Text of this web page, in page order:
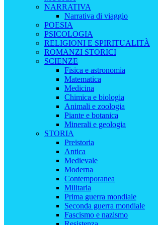
NARRATIVA
Narrativa di viaggio
POESIA
PSICOLOGIA
RELIGIONI E SPIRITUALITÀ
ROMANZI STORICI
SCIENZE
Fisica e astronomia
Matematica
Medicina
Chimica e biologia
Animali e zoologia
Piante e botanica
Minerali e geologia
STORIA
Preistoria
Antica
Medievale
Moderna
Contemporanea
Militaria
Prima guerra mondiale
Seconda guerra mondiale
Fascismo e nazismo